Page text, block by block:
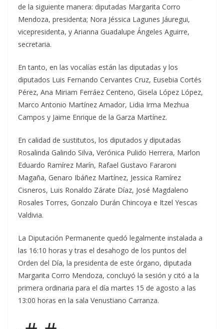
de la siguiente manera: diputadas Margarita Corro
Mendoza, presidenta; Nora Jéssica Lagunes Jáuregui,
vicepresidenta, y Arianna Guadalupe Ángeles Aguirre,
secretaria.
En tanto, en las vocalías están las diputadas y los
diputados Luis Fernando Cervantes Cruz, Eusebia Cortés
Pérez, Ana Miriam Ferráez Centeno, Gisela López López,
Marco Antonio Martínez Amador, Lidia Irma Mezhua
Campos y Jaime Enrique de la Garza Martínez.
En calidad de sustitutos, los diputados y diputadas
Rosalinda Galindo Silva, Verónica Pulido Herrera, Marlon
Eduardo Ramírez Marín, Rafael Gustavo Fararoni
Magaña, Genaro Ibáñez Martínez, Jessica Ramírez
Cisneros, Luis Ronaldo Zárate Díaz, José Magdaleno
Rosales Torres, Gonzalo Durán Chincoya e Itzel Yescas
Valdivia.
La Diputación Permanente quedó legalmente instalada a
las 16:10 horas y tras el desahogo de los puntos del
Orden del Día, la presidenta de este órgano, diputada
Margarita Corro Mendoza, concluyó la sesión y citó a la
primera ordinaria para el día martes 15 de agosto a las
13:00 horas en la sala Venustiano Carranza.